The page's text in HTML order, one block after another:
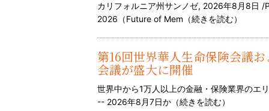
カリフォルニア州サンノゼ, 2026年8月8日
2026（Future of Mem（続きを読む）
第16回世界華人生命保険会議
会議が盛大に開催
世界中から1万人以上の金融・保険業界の
-- 2026年8月7日か（続きを読む）